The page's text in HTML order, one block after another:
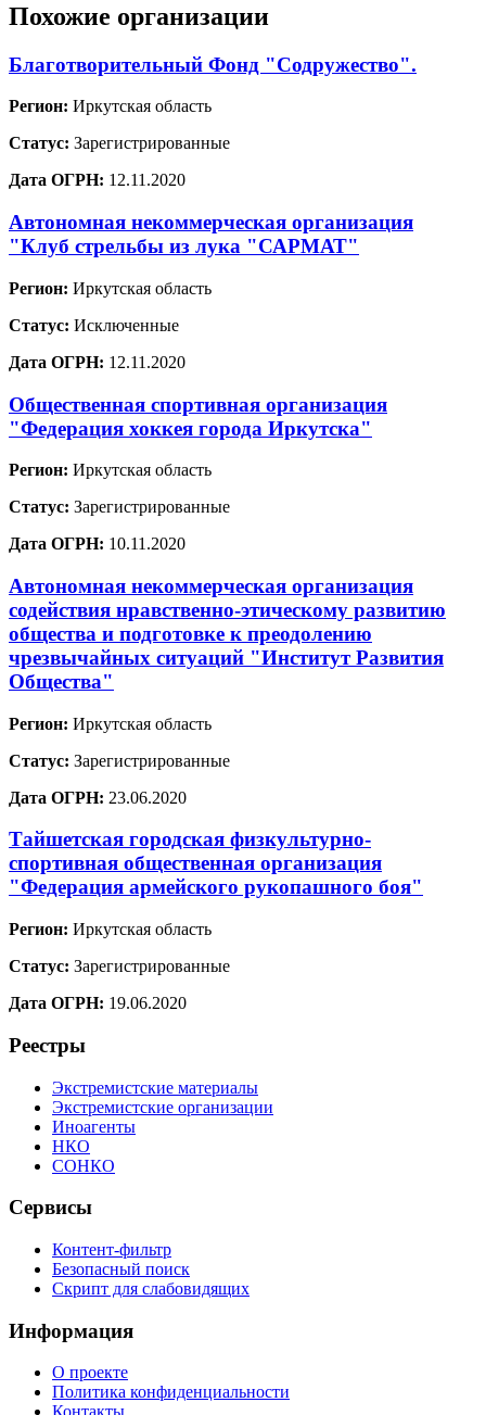
Похожие организации
Благотворительный Фонд "Содружество".
Регион: Иркутская область
Статус: Зарегистрированные
Дата ОГРН: 12.11.2020
Автономная некоммерческая организация
"Клуб стрельбы из лука "САРМАТ"
Регион: Иркутская область
Статус: Исключенные
Дата ОГРН: 12.11.2020
Общественная спортивная организация
"Федерация хоккея города Иркутска"
Регион: Иркутская область
Статус: Зарегистрированные
Дата ОГРН: 10.11.2020
Автономная некоммерческая организация
содействия нравственно-этическому развитию
общества и подготовке к преодолению
чрезвычайных ситуаций "Институт Развития
Общества"
Регион: Иркутская область
Статус: Зарегистрированные
Дата ОГРН: 23.06.2020
Тайшетская городская физкультурно-
спортивная общественная организация
"Федерация армейского рукопашного боя"
Регион: Иркутская область
Статус: Зарегистрированные
Дата ОГРН: 19.06.2020
Реестры
Экстремистские материалы
Экстремистские организации
Иноагенты
НКО
СОНКО
Сервисы
Контент-фильтр
Безопасный поиск
Скрипт для слабовидящих
Информация
О проекте
Политика конфиденциальности